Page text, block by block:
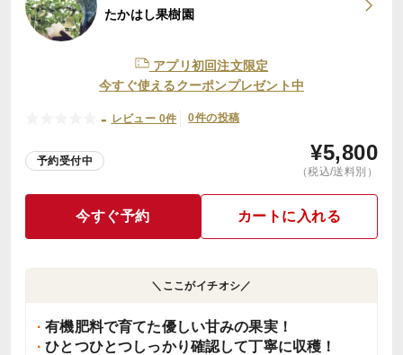
たかはし果樹園
アプリ初回注文限定
今すぐ使えるクーポンプレゼント中
- レビュー 0件 0件の投稿
予約受付中 ¥5,800
（税込/送料別）
今すぐ予約 カートに入れる
＼ここがイチオシ／
有機肥料で育てた優しい甘みの果実！
ひとつひとつしっかり確認して丁寧に収穫！